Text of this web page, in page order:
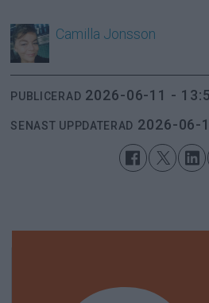
Camilla Jonsson
PUBLICERAD 2026-06-11 -
SENAST UPPDATERAD 2026-